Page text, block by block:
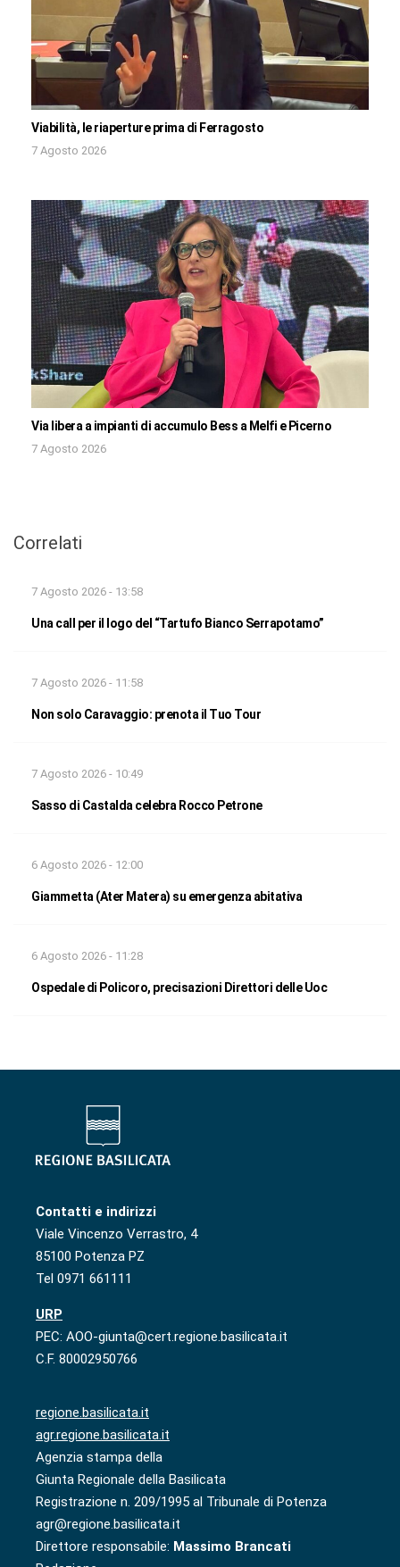
Viabilità, le riaperture prima di Ferragosto
7 Agosto 2026
Via libera a impianti di accumulo Bess a Melfi e Picerno
7 Agosto 2026
Correlati
7 Agosto 2026 - 13:58
Una call per il logo del “Tartufo Bianco Serrapotamo”
7 Agosto 2026 - 11:58
Non solo Caravaggio: prenota il Tuo Tour
7 Agosto 2026 - 10:49
Sasso di Castalda celebra Rocco Petrone
6 Agosto 2026 - 12:00
Giammetta (Ater Matera) su emergenza abitativa
6 Agosto 2026 - 11:28
Ospedale di Policoro, precisazioni Direttori delle Uoc
Contatti e indirizzi
Viale Vincenzo Verrastro, 4
85100 Potenza PZ
Tel 0971 661111
URP
PEC: AOO-giunta@cert.regione.basilicata.it
C.F. 80002950766
regione.basilicata.it
agr.regione.basilicata.it
Agenzia stampa della
Giunta Regionale della Basilicata
Registrazione n. 209/1995 al Tribunale di Potenza
agr@regione.basilicata.it
Direttore responsabile: Massimo Brancati